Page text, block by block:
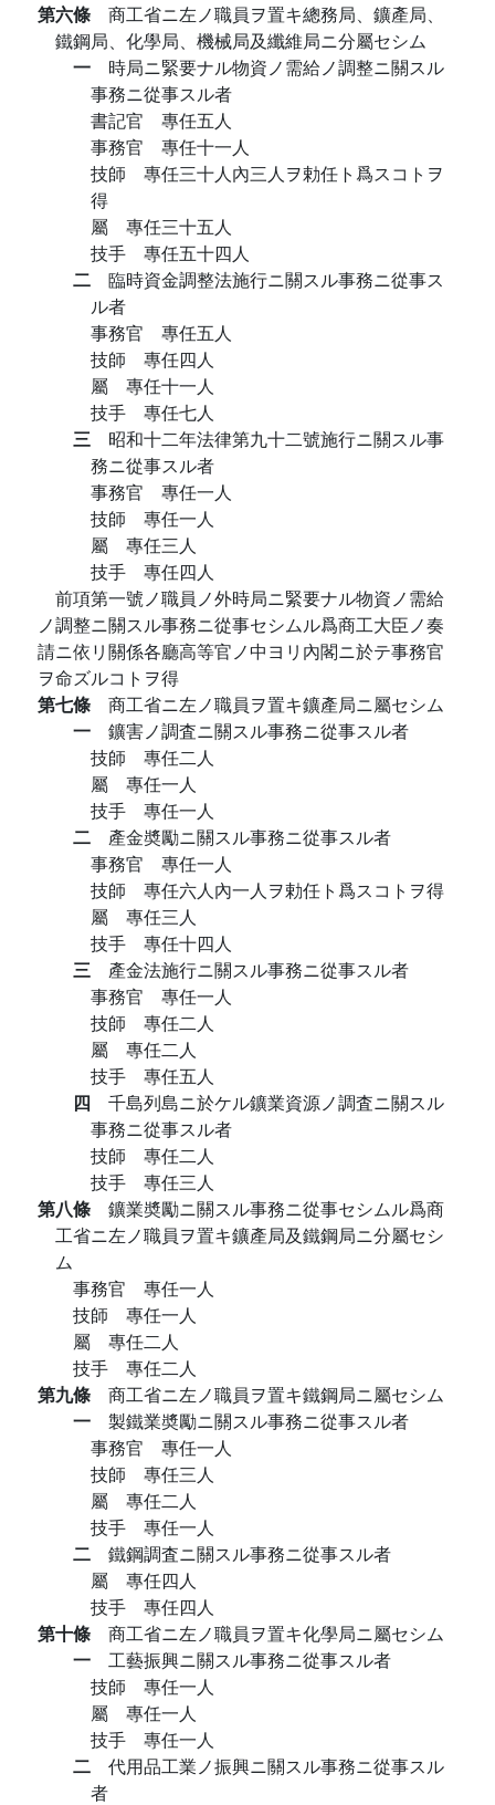
第六條 商工省ニ左ノ職員ヲ置キ總務局、鑛產局、
鐵鋼局、化學局、機械局及纖維局ニ分屬セシム
一 時局ニ緊要ナル物資ノ需給ノ調整ニ關スル
事務ニ從事スル者
書記官 專任五人
事務官 專任十一人
技師 專任三十人內三人ヲ勅任ト爲スコトヲ
得
屬 專任三十五人
技手 專任五十四人
二 臨時資金調整法施行ニ關スル事務ニ從事ス
ル者
事務官 專任五人
技師 專任四人
屬 專任十一人
技手 專任七人
三 昭和十二年法律第九十二號施行ニ關スル事
務ニ從事スル者
事務官 專任一人
技師 專任一人
屬 專任三人
技手 專任四人
前項第一號ノ職員ノ外時局ニ緊要ナル物資ノ需給
ノ調整ニ關スル事務ニ從事セシムル爲商工大臣ノ奏
請ニ依リ關係各廳高等官ノ中ヨリ內閣ニ於テ事務官
ヲ命ズルコトヲ得
第七條 商工省ニ左ノ職員ヲ置キ鑛產局ニ屬セシム
一 鑛害ノ調査ニ關スル事務ニ從事スル者
技師 專任二人
屬 專任一人
技手 專任一人
二 產金奬勵ニ關スル事務ニ從事スル者
事務官 專任一人
技師 專任六人內一人ヲ勅任ト爲スコトヲ得
屬 專任三人
技手 專任十四人
三 產金法施行ニ關スル事務ニ從事スル者
事務官 專任一人
技師 專任二人
屬 專任二人
技手 專任五人
四 千島列島ニ於ケル鑛業資源ノ調査ニ關スル
事務ニ從事スル者
技師 專任二人
技手 專任三人
第八條 鑛業奬勵ニ關スル事務ニ從事セシムル爲商
工省ニ左ノ職員ヲ置キ鑛產局及鐵鋼局ニ分屬セシ
ム
事務官 專任一人
技師 專任一人
屬 專任二人
技手 專任二人
第九條 商工省ニ左ノ職員ヲ置キ鐵鋼局ニ屬セシム
一 製鐵業奬勵ニ關スル事務ニ從事スル者
事務官 專任一人
技師 專任三人
屬 專任二人
技手 專任一人
二 鐵鋼調査ニ關スル事務ニ從事スル者
屬 專任四人
技手 專任四人
第十條 商工省ニ左ノ職員ヲ置キ化學局ニ屬セシム
一 工藝振興ニ關スル事務ニ從事スル者
技師 專任一人
屬 專任一人
技手 專任一人
二 代用品工業ノ振興ニ關スル事務ニ從事スル
者